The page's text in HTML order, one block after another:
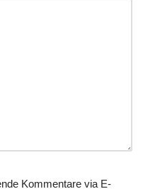
Kommentare via E-